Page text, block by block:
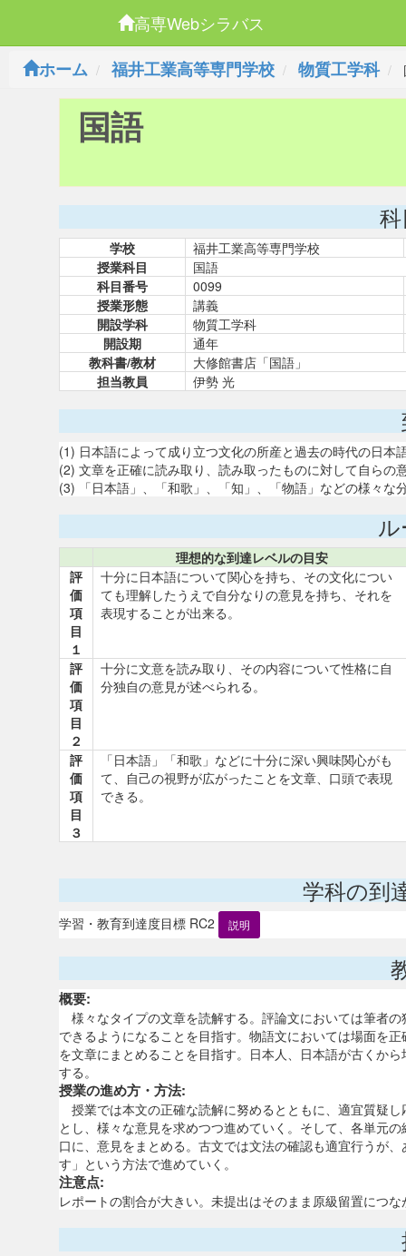
高専Webシラバス
ホーム
福井工業高等専門学校 物質工学科
国語
学校
福井工業高等専門学校
授業科目
国語
科目番号
0099
授業形態
講義
開設学科
物質工学科
開設期
通年
教科書/教材
大修館書店「国語」
担当教員
伊勢 光
(1) 日本語によって成り立つ文化の所産と過去の時代の日本
(2) 文章を正確に読み取り、読み取ったものに対して自らの
(3) 「日本語」、「和歌」、「知」、「物語」などの様々な
理想的な到達レベルの目安
評
価
項
目
１
十分に日本語について関心を持ち、その文化につい
ても理解したうえで自分なりの意見を持ち、それを
表現することが出来る。
評
価
項
目
２
十分に文意を読み取り、その内容について性格に自
分独自の意見が述べられる。
評
価
項
目
３
「日本語」「和歌」などに十分に深い興味関心がも
て、自己の視野が広がったことを文章、口頭で表現
できる。
学科の到
学習・教育到達度目標 RC2 説明
概要:
様々なタイプの文章を読解する。評論文においては筆者
できるようになることを目指す。物語文においては場面を
を文章にまとめることを目指す。日本人、日本語が古くか
する。
授業の進め方・方法:
授業では本文の正確な読解に努めるとともに、適宜質疑
とし、様々な意見を求めつつ進めていく。そして、各単元
口に、意見をまとめる。古文では文法の確認も適宜行うが
す」という方法で進めていく。
注意点:
レポートの割合が大きい。未提出はそのまま原級留置につ